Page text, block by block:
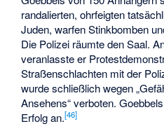
randalierten, ohrfeigten
Juden, warfen Stinkbomben
Die Polizei räumte den Saal.
veranlasste er
Straßenschlachten mit der
wurde schließlich wegen
Ansehens“ verboten.
Erfolg an.[46]